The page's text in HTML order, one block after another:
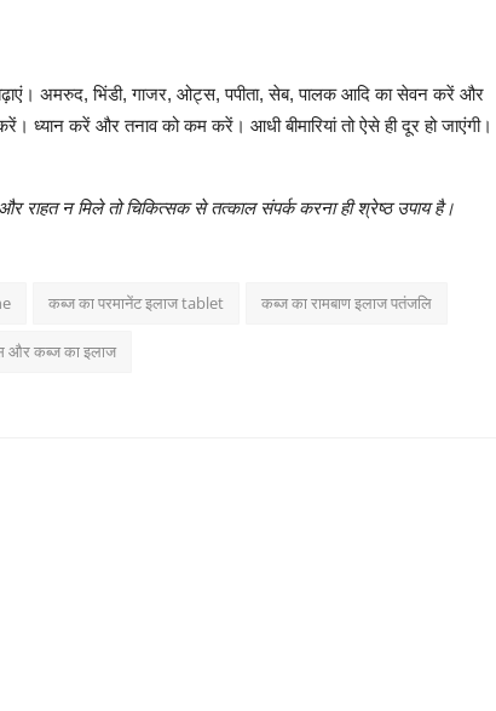
अमरुद, भिंडी, गाजर, ओट्स, पपीता, सेब, पालक आदि का सेवन करें और
ध्यान करें और तनाव को कम करें। आधी बीमारियां तो ऐसे ही दूर हो जाएंगी।
न मिले तो चिकित्सक से तत्काल संपर्क करना ही श्रेष्ठ उपाय है।
कब्ज का परमानेंट इलाज tablet कब्ज का रामबाण इलाज पतंजलि
और कब्ज का इलाज